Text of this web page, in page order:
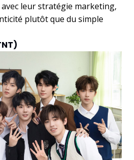
leur stratégie marketing,
plutôt que du simple